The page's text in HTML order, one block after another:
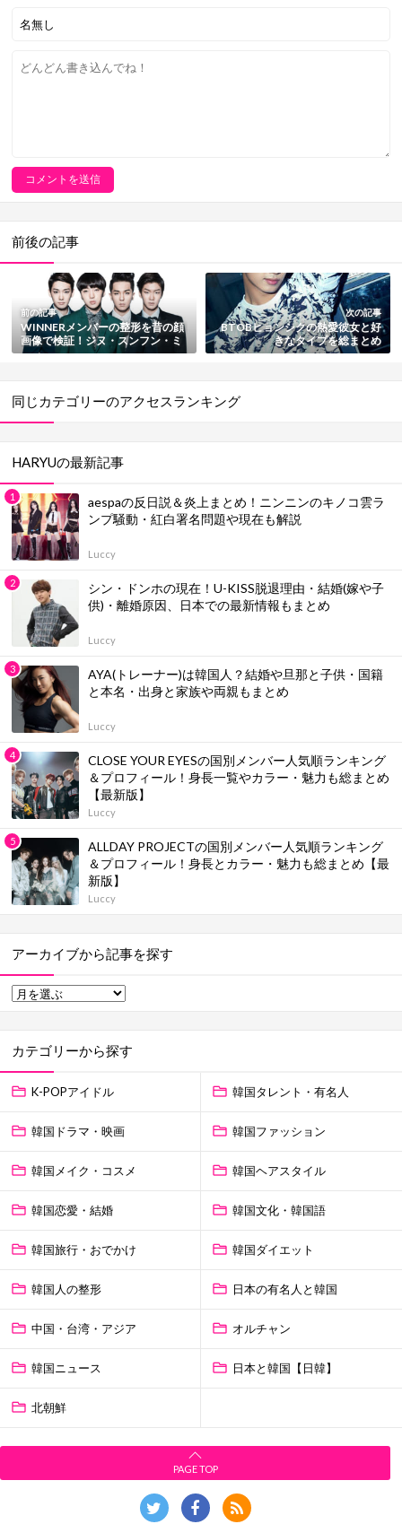
前後の記事
前の記事
WINNERメンバーの整形を昔の顔
画像で検証！ジヌ・スンフン・ミ
ンホ・スンユン・テヒョン
次の記事
BTOBヒョンシクの熱愛彼女と好
きなタイプを総まとめ
同じカテゴリーのアクセスランキング
HARYUの最新記事
aespaの反日説＆炎上まとめ！ニンニンのキノコ雲ラ
ンプ騒動・紅白署名問題や現在も解説
Luccy
シン・ドンホの現在！U-KISS脱退理由・結婚(嫁や子
供)・離婚原因、日本での最新情報もまとめ
Luccy
AYA(トレーナー)は韓国人？結婚や旦那と子供・国籍
と本名・出身と家族や両親もまとめ
Luccy
CLOSE YOUR EYESの国別メンバー人気順ランキング
＆プロフィール！身長一覧やカラー・魅力も総まとめ
【最新版】
Luccy
ALLDAY PROJECTの国別メンバー人気順ランキング
＆プロフィール！身長とカラー・魅力も総まとめ【最
新版】
Luccy
アーカイブから記事を探す
カテゴリーから探す
K-POPアイドル 韓国タレント・有名人
韓国ドラマ・映画 韓国ファッション
韓国メイク・コスメ 韓国ヘアスタイル
韓国恋愛・結婚 韓国文化・韓国語
韓国旅行・おでかけ 韓国ダイエット
韓国人の整形 日本の有名人と韓国
中国・台湾・アジア オルチャン
韓国ニュース 日本と韓国【日韓】
北朝鮮
PAGE TOP